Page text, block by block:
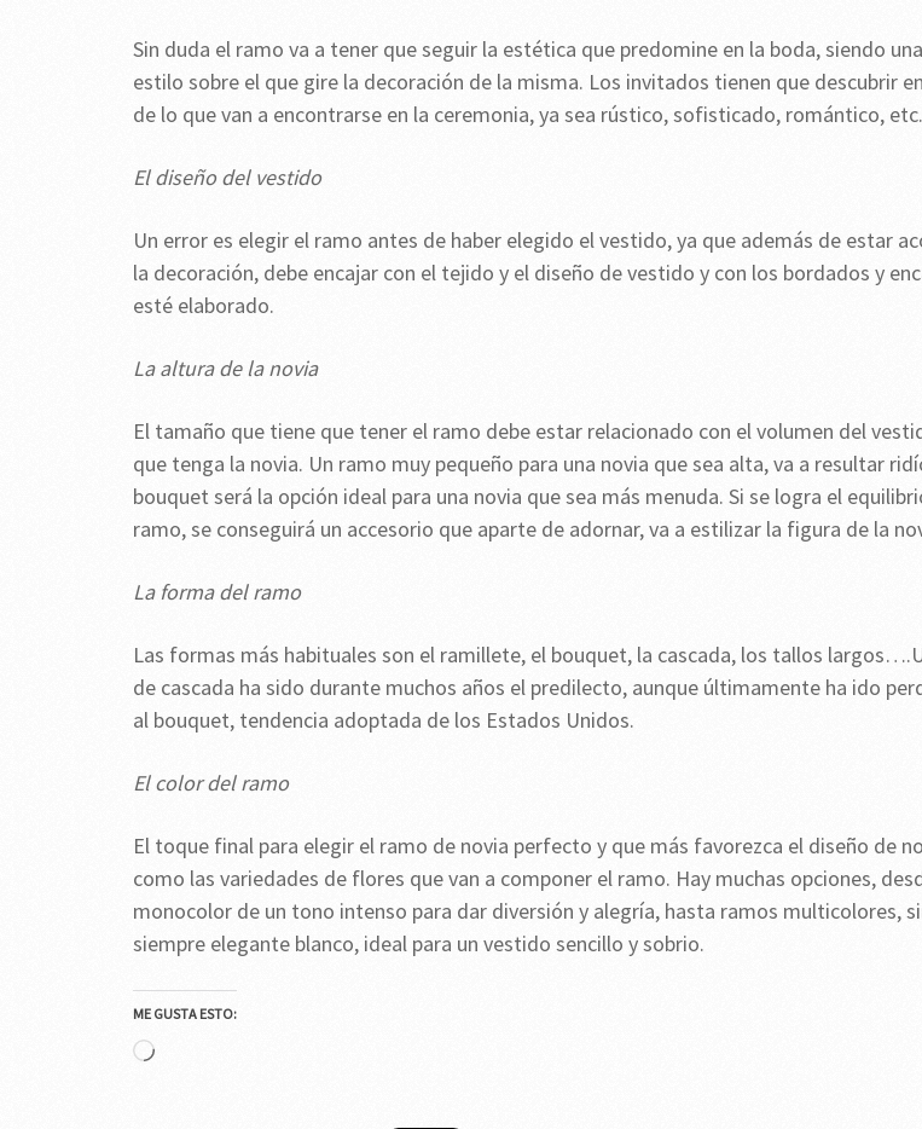
Sin duda el ramo va a tener que seguir la estética que predomine en la boda, siendo
estilo sobre el que gire la decoración de la misma. Los invitados tienen que descubrir
de lo que van a encontrarse en la ceremonia, ya sea rústico, sofisticado, romántico, etc.
El diseño del vestido
Un error es elegir el ramo antes de haber elegido el vestido, ya que además de estar
la decoración, debe encajar con el tejido y el diseño de vestido y con los bordados y
esté elaborado.
La altura de la novia
El tamaño que tiene que tener el ramo debe estar relacionado con el volumen del
que tenga la novia. Un ramo muy pequeño para una novia que sea alta, va a resultar
bouquet será la opción ideal para una novia que sea más menuda. Si se logra el
ramo, se conseguirá un accesorio que aparte de adornar, va a estilizar la figura de la
La forma del ramo
Las formas más habituales son el ramillete, el bouquet, la cascada, los tallos
de cascada ha sido durante muchos años el predilecto, aunque últimamente ha ido
al bouquet, tendencia adoptada de los Estados Unidos.
El color del ramo
El toque final para elegir el ramo de novia perfecto y que más favorezca el diseño de
como las variedades de flores que van a componer el ramo. Hay muchas opciones,
monocolor de un tono intenso para dar diversión y alegría, hasta ramos multicolores,
siempre elegante blanco, ideal para un vestido sencillo y sobrio.
ME GUSTA ESTO:
Cargando...